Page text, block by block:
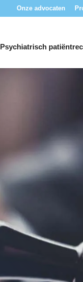
Onze advocaten
Psychiatrisch